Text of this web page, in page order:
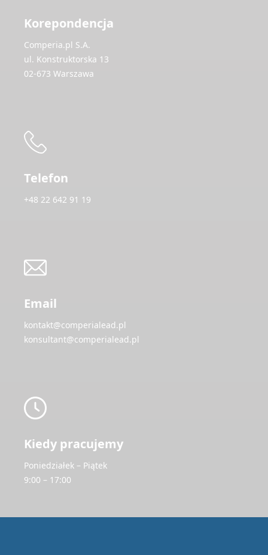
Korepondencja
Comperia.pl S.A.
ul. Konstruktorska 13
02-673 Warszawa
Telefon
+48 22 642 91 19
Email
kontakt@comperialead.pl
konsultant@comperialead.pl
Kiedy pracujemy
Poniedziałek – Piątek
9:00 – 17:00